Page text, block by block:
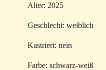
Alter: 2025
Geschlecht: weiblich
Kastriert: nein
Farbe: schwarz-weiß